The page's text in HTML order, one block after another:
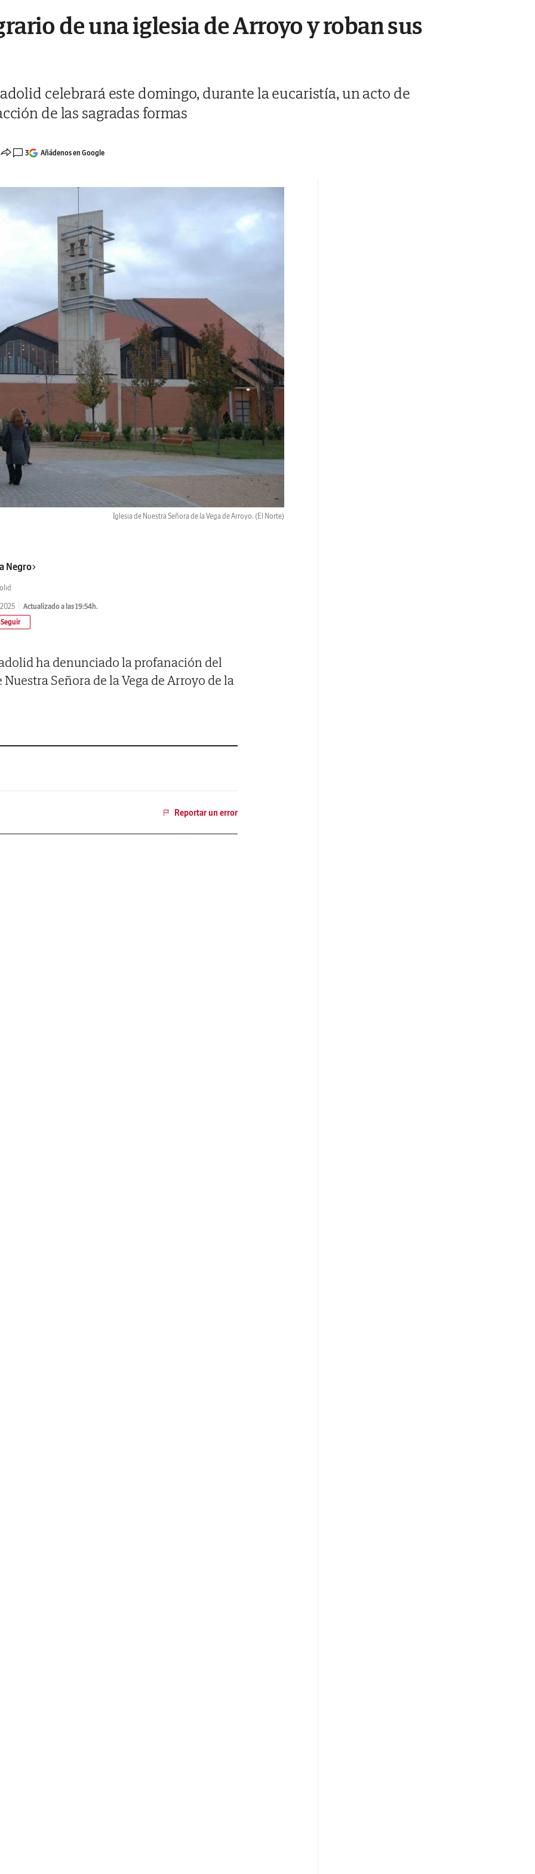
de una iglesia de Arroyo y roban sus
celebrará este domingo, durante la eucaristía, un acto de
de las sagradas formas
3 Añádenos en Google
Iglesia de Nuestra Señora de la Vega de Arroyo. (El Norte)
Negro
Actualizado a las 19:54h.
ha denunciado la profanación del
Señora de la Vega de Arroyo de la
Reportar un error